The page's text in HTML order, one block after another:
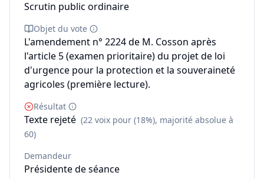
Scrutin public ordinaire
Objet du vote
L'amendement n° 2224 de M. Cosson après
l'article 5 (examen prioritaire) du projet de loi
d'urgence pour la protection et la souveraineté
agricoles (première lecture).
Résultat
Texte rejeté (22 voix pour (18%), majorité absolue à
60)
Demandeur
Présidente de séance